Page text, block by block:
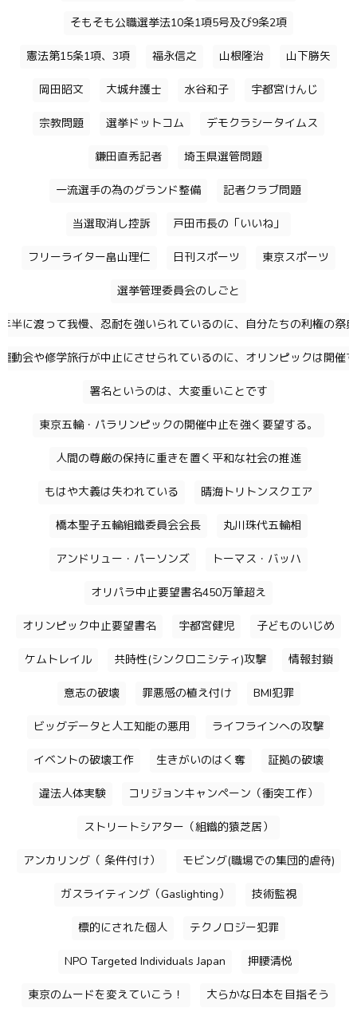
そもそも公職選挙法10条1項5号及び9条2項
憲法第15条1項、3項 福永信之 山根隆治 山下勝矢
岡田昭文 大城弁護士 水谷和子 宇都宮けんじ
宗教問題 選挙ドットコム デモクラシータイムス
鎌田直秀記者 埼玉県選管問題
一流選手の為のグランド整備 記者クラブ問題
当選取消し控訴 戸田市長の「いいね」
フリーライター畠山理仁 日刊スポーツ 東京スポーツ
選挙管理委員会のしごと
半に渡って我慢、忍耐を強いられているのに、自分たちの利権の祭
動会や修学旅行が中止にさせられているのに、オリンピックは開催
署名というのは、大変重いことです
東京五輪・パラリンピックの開催中止を強く要望する。
人間の尊厳の保持に重きを置く平和な社会の推進
もはや大義は失われている 晴海トリトンスクエア
橋本聖子五輪組織委員会会長 丸川珠代五輪相
アンドリュー・パーソンズ トーマス・バッハ
オリパラ中止要望書名450万筆超え
オリンピック中止要望書名 宇都宮健児 子どものいじめ
ケムトレイル 共時性(シンクロニシティ)攻撃 情報封鎖
意志の破壊 罪悪感の植え付け BMI犯罪
ビッグデータと人工知能の悪用 ライフラインへの攻撃
イベントの破壊工作 生きがいのはく奪 証拠の破壊
違法人体実験 コリジョンキャンペーン（衝突工作）
ストリートシアター（組織的猿芝居）
アンカリング（ 条件付け） モビング(職場での集団的虐待)
ガスライティング（Gaslighting） 技術監視
標的にされた個人 テクノロジー犯罪
NPO Targeted Individuals Japan 押腰清悦
東京のムードを変えていこう！ 大らかな日本を目指そう